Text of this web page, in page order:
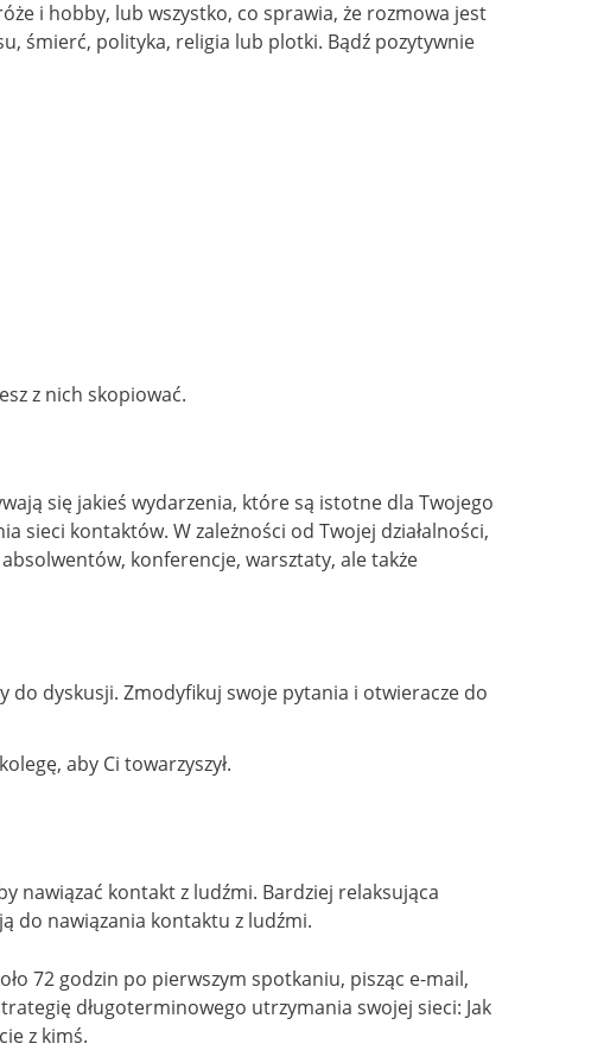
i hobby, lub wszystko, co sprawia, że rozmowa jest
śmierć, polityka, religia lub plotki. Bądź pozytywnie
z nich skopiować.
się jakieś wydarzenia, które są istotne dla Twojego
sieci kontaktów. W zależności od Twojej działalności,
konferencje, warsztaty, ale także
do dyskusji. Zmodyfikuj swoje pytania i otwieracze do
aby Ci towarzyszył.
nawiązać kontakt z ludźmi. Bardziej relaksująca
do nawiązania kontaktu z ludźmi.
72 godzin po pierwszym spotkaniu, pisząc e-mail,
długoterminowego utrzymania swojej sieci: Jak
z kimś.